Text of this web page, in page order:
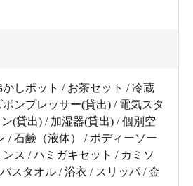
しポット / お茶セット / 冷蔵
ンプレッサー(貸出) / 電気スタ
(貸出) / 加湿器(貸出) / 個別空
/ 石鹸（液体） / ボディーソー
ス / ハミガキセット / カミソ
スタオル / 浴衣 / スリッパ / 金